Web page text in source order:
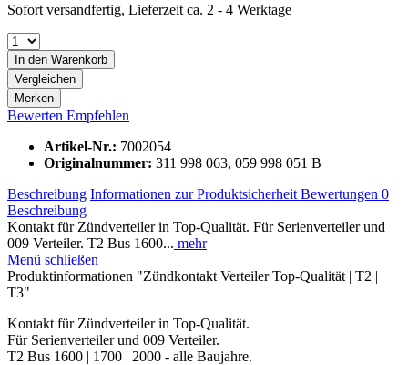
Sofort versandfertig, Lieferzeit ca. 2 - 4 Werktage
In den Warenkorb
Vergleichen
Merken
Bewerten Empfehlen
Artikel-Nr.: 7002054
Originalnummer: 311 998 063, 059 998 051 B
Beschreibung Informationen zur Produktsicherheit Bewertungen 0
Beschreibung
Kontakt für Zündverteiler in Top-Qualität. Für Serienverteiler und
009 Verteiler. T2 Bus 1600... mehr
Menü schließen
Produktinformationen "Zündkontakt Verteiler Top-Qualität | T2 |
T3"
Kontakt für Zündverteiler in Top-Qualität.
Für Serienverteiler und 009 Verteiler.
T2 Bus 1600 | 1700 | 2000 - alle Baujahre.